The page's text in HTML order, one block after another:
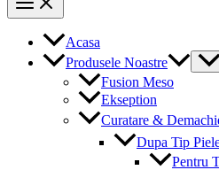
Menu
Acasa
Produsele Noastre
Menu
Fusion Meso
Ekseption
Curatare &
Dupa Tip
Pentru